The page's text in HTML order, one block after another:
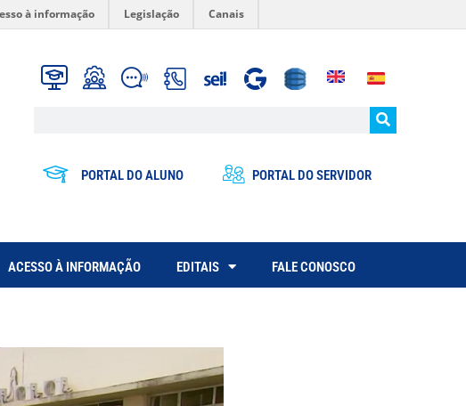
à informação Legislação Canais
PORTAL DO ALUNO PORTAL DO SERVIDOR
ACESSO À INFORMAÇÃO EDITAIS FALE CONOSCO